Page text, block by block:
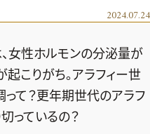
2024.07.24
女性ホルモンの分泌量が
起こりがち。アラフィー世
て？更年期世代のアラフ
っているの？